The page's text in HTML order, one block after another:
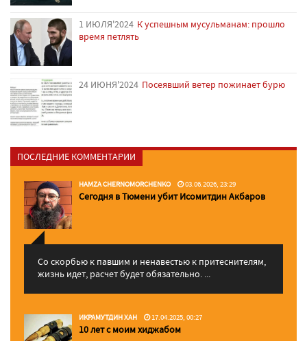
1 ИЮЛЯ'2024 К успешным мусульманам: прошло
время петлять
24 ИЮНЯ'2024 Посеявший ветер пожинает бурю
ПОСЛЕДНИЕ КОММЕНТАРИИ
HAMZA CHERNOMORCHENKO 03.06.2026, 23:29
Сегодня в Тюмени убит Исомитдин Акбаров
Со скорбью к павшим и ненавестью к притеснителям,
жизнь идет, расчет будет обязательно. ...
ИКРАМУТДИН ХАН 17.04.2025, 00:27
10 лет с моим хиджабом